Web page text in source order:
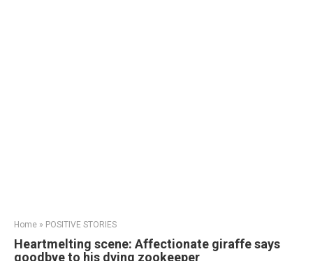
Home » POSITIVE STORIES
Heartmelting scene: Affectionate giraffe says
goodbye to his dying zookeeper